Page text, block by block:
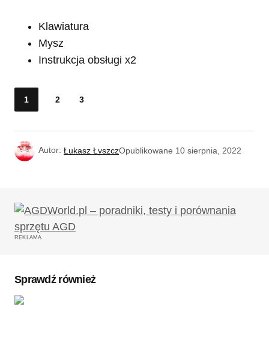
Klawiatura
Mysz
Instrukcja obsługi x2
1 2 3
Autor: Łukasz ŁyszczOpublikowane 10 sierpnia, 2022
REKLAMA
Sprawdź również